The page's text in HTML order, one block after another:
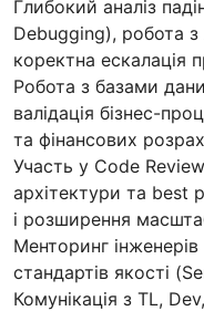
Глибокий аналіз
Debugging), робота
коректна ескалація
Робота з базами
валідація бізнес-
та фінансових
Участь у Code
архітектури та best
і розширення
Менторинг
стандартів якості
Комунікація з TL,